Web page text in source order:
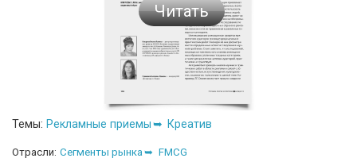
Читать
Темы: Рекламные приемы Креатив
Отрасли: Сегменты рынка FMCG